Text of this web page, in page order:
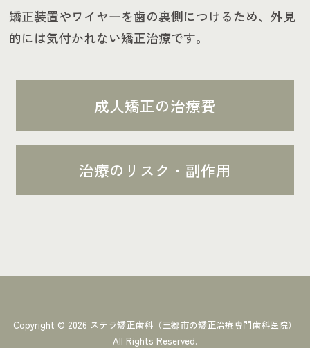
矯正装置やワイヤーを歯の裏側につけるため、外見
的には気付かれない矯正治療です。
成人矯正の治療費
治療のリスク・副作用
Copyright © 2026 ステラ矯正歯科（三郷市の矯正治療専門歯科医院）
All Rights Reserved.